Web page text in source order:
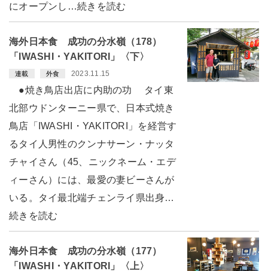
にオープンし…続きを読む
海外日本食 成功の分水嶺（178）
「IWASHI・YAKITORI」〈下〉
連載 外食 2023.11.15
●焼き鳥店出店に内助の功 タイ東
北部ウドンターニー県で、日本式焼き
鳥店「IWASHI・YAKITORI」を経営す
るタイ人男性のクンナサーン・ナッタ
チャイさん（45、ニックネーム・エデ
ィーさん）には、最愛の妻ビーさんが
いる。タイ最北端チェンライ県出身…
続きを読む
海外日本食 成功の分水嶺（177）
「IWASHI・YAKITORI」〈上〉